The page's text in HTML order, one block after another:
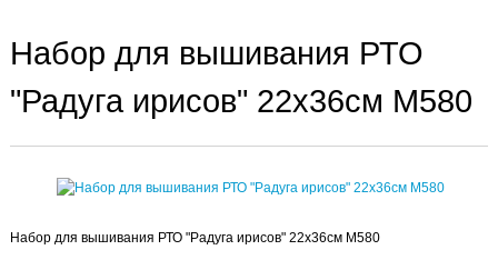
Набор для вышивания РТО
"Радуга ирисов" 22х36см M580
Набор для вышивания РТО "Радуга ирисов" 22х36см M580